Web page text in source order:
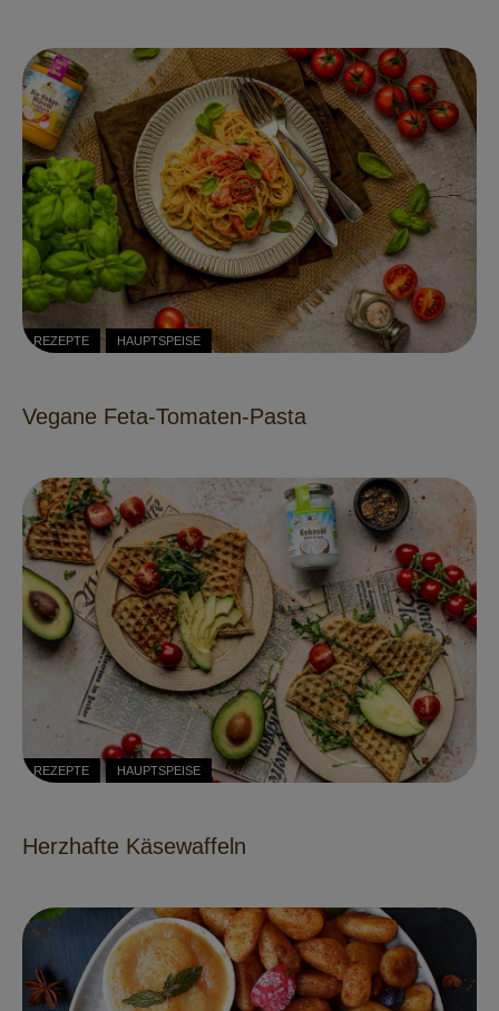
REZEPTE HAUPTSPEISE
Vegane Feta-Tomaten-Pasta
REZEPTE HAUPTSPEISE
Herzhafte Käsewaffeln